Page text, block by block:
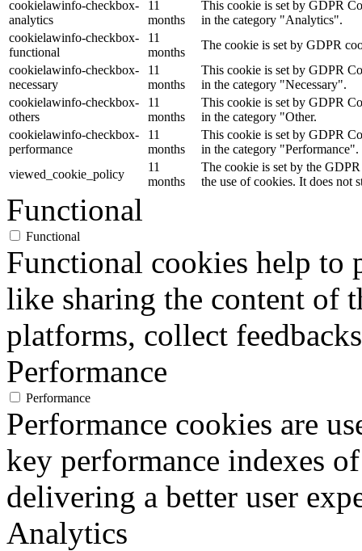
cookielawinfo-checkbox-
analytics
11
months
This cookie is set by GDPR
in the category "Analytics".
cookielawinfo-checkbox-
functional
11
months
The cookie is set by GDPR
cookielawinfo-checkbox-
necessary
11
months
This cookie is set by GDPR
in the category "Necessary".
cookielawinfo-checkbox-
others
11
months
This cookie is set by GDPR
in the category "Other.
cookielawinfo-checkbox-
performance
11
months
This cookie is set by GDPR
in the category "Performance".
viewed_cookie_policy
11
months
The cookie is set by the
the use of cookies. It does not
Functional
Functional
Functional cookies help to
like sharing the content of
platforms, collect
Performance
Performance
Performance cookies are
key performance indexes
delivering a better user
Analytics